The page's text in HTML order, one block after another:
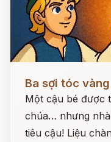
Ba sợi tóc
Một cậu bé được
chúa… nhưng
tiêu cậu! Liệu